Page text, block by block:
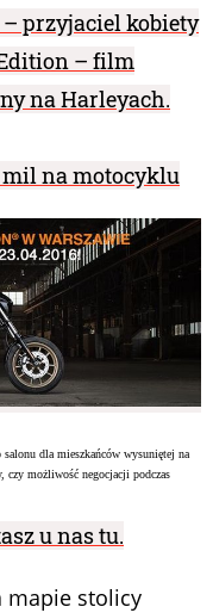
przyjaciel kobiety
– film
na Harleyach.
na motocyklu
dla mieszkańców wysuniętej na
czy możliwość negocjacji podczas
u nas tu.
mapie stolicy